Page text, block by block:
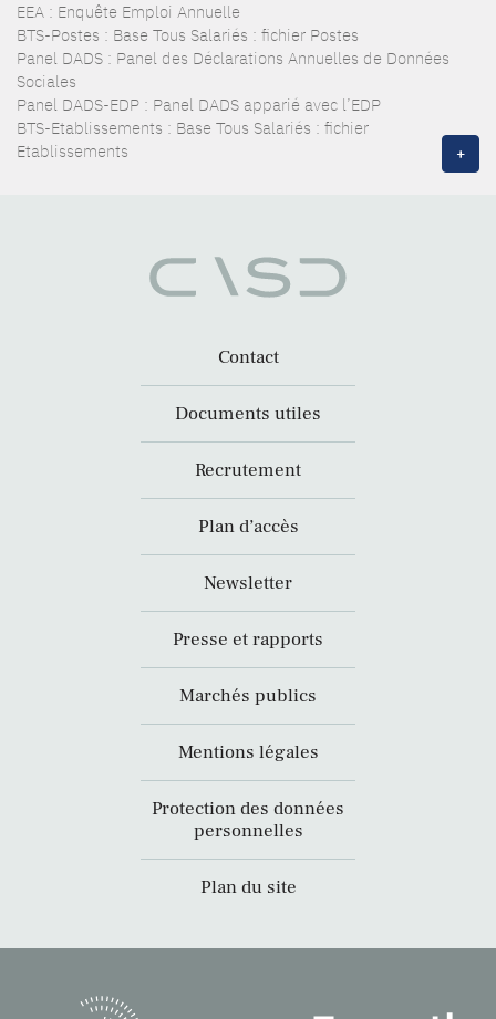
EEA : Enquête Emploi Annuelle
BTS-Postes : Base Tous Salariés : fichier Postes
Panel DADS : Panel des Déclarations Annuelles de Données
Sociales
Panel DADS-EDP : Panel DADS apparié avec l’EDP
BTS-Etablissements : Base Tous Salariés : fichier
Etablissements
+
Contact
Documents utiles
Recrutement
Plan d’accès
Newsletter
Presse et rapports
Marchés publics
Mentions légales
Protection des données
personnelles
Plan du site